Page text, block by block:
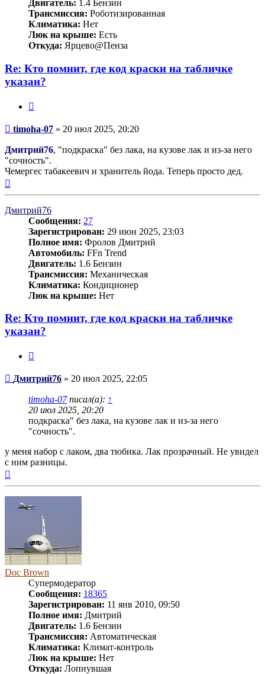
Двигатель: 1.4 Бензин
Трансмиссия: Роботизированная
Климатика: Нет
Люк на крыше: Есть
Откуда: Ярцево@Пенза
Re: Кто помнит, где код краски на табличке
указан?
Сообщение
timoha-07 » 20 июл 2025, 20:20
Дмитрий76, "подкраска" без лака, на кузове лак и из-за него
"сочность".
Чемергес табакеевич и хранитель йода. Теперь просто дед.
Дмитрий76
Сообщения: 27
Зарегистрирован: 29 июн 2025, 23:03
Полное имя: Фролов Дмитрий
Автомобиль: FFn Trend
Двигатель: 1.6 Бензин
Трансмиссия: Механическая
Климатика: Кондиционер
Люк на крыше: Нет
Re: Кто помнит, где код краски на табличке
указан?
Сообщение
Дмитрий76 » 20 июл 2025, 22:05
timoha-07писал(а): ↑
20 июл 2025, 20:20
подкраска" без лака, на кузове лак и из-за него
"сочность".
у меня набор с лаком, два тюбика. Лак прозрачный. Не увидел
с ним разницы.
Doc Brown
Супермодератор
Сообщения: 18365
Зарегистрирован: 11 янв 2010, 09:50
Полное имя: Дмитрий
Двигатель: 1.6 Бензин
Трансмиссия: Автоматическая
Климатика: Климат-контроль
Люк на крыше: Нет
Откуда: Лопнувшая